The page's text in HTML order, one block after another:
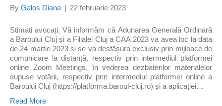
By Galos Diana | 22 februarie 2023
Stimați avocați, Vă informăm că Adunarea Generală Ordinară
a Baroului Cluj și a Filialei Cluj a CAA 2023 va avea loc la data
de 24 martie 2023 și se va desfășura exclusiv prin mijloace de
comunicare la distanță, respectiv prin intermediul platformei
online Zoom Meetings, în vederea dezbaterilor materialelor
supuse votării, respectiv prin intermediul platformei online a
Baroului Cluj (https://platforma.baroul-cluj.ro) și a aplicației…
Read More